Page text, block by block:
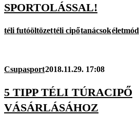
SPORTOLÁSSAL!
téli futóöltözettéli cipőtanácsokéletmód
Csupasport2018.11.29. 17:08
5 TIPP TÉLI TÚRACIPŐ
VÁSÁRLÁSÁHOZ